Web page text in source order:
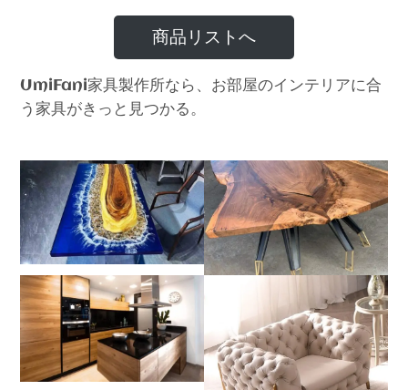
商品リストへ
UmiFani家具製作所なら、お部屋のインテリアに合
う家具がきっと見つかる。